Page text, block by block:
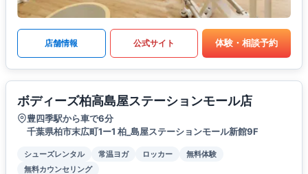
店舗情報 公式サイト 体験・相談予約
ボディーズ柏高島屋ステーションモール店
豊四季駅から車で6分
千葉県柏市末広町1ー1 柏_島屋ステーションモール新館9F
シューズレンタル 常温ヨガ ロッカー
無料体験
無料カウンセリング